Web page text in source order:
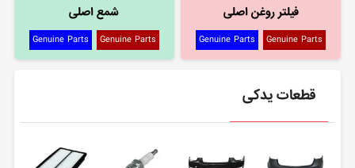
فیلتر روغن اصلی
Genuine Parts
Genuine Parts
شمع اصلی
Genuine Parts
Genuine Parts
قطعات یدکی